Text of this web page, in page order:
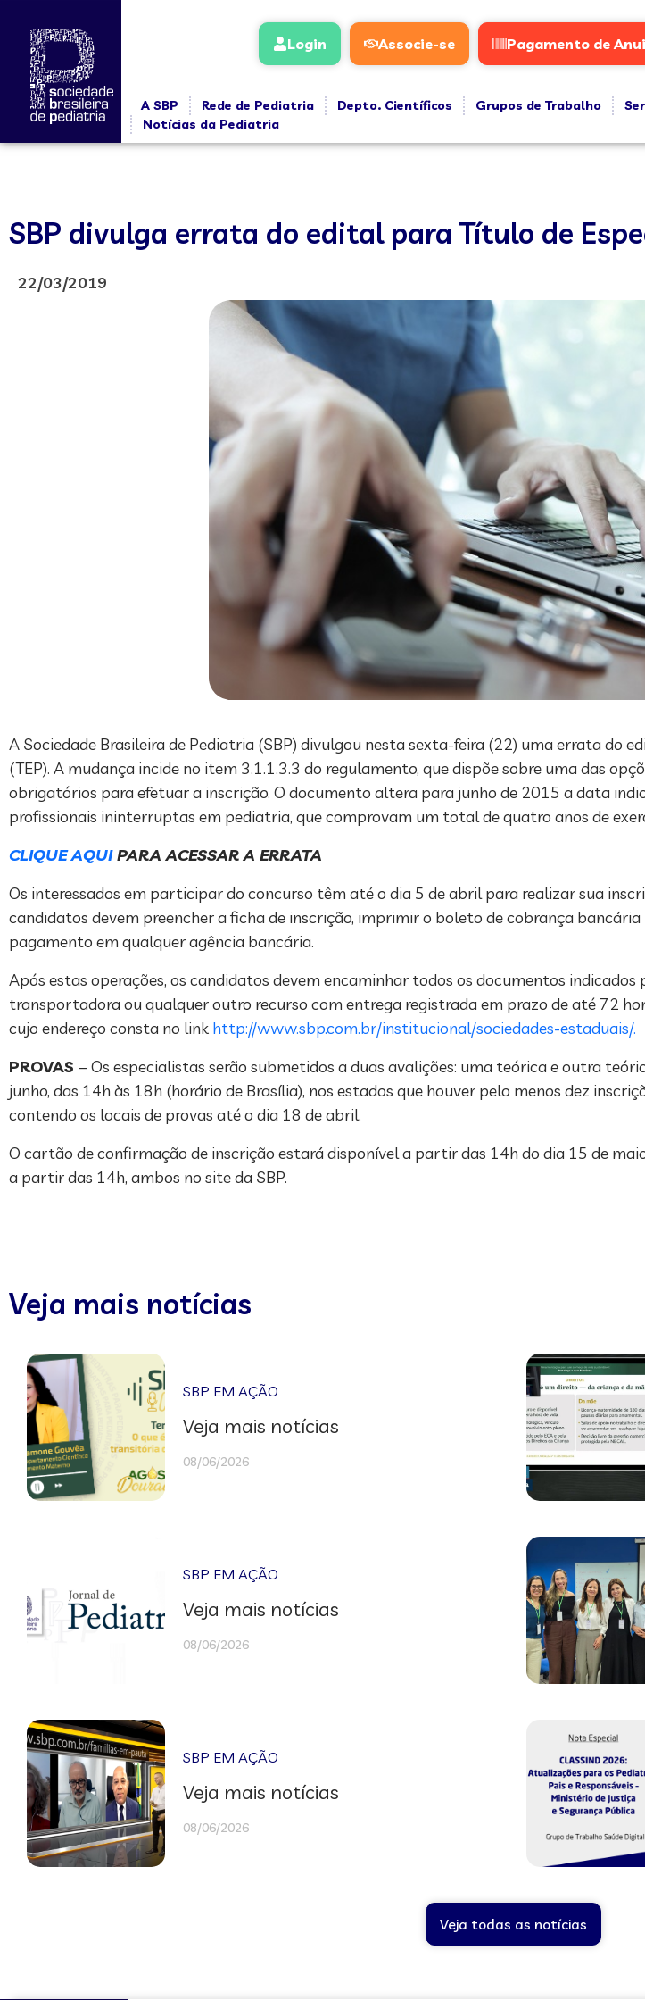
Login Associe-se Pagamento de
A SBP Rede de Pediatria Depto. Científicos Grupos de Trabalho
Notícias da Pediatria
SBP divulga errata do edital para Título de
22/03/2019
A Sociedade Brasileira de Pediatria (SBP) divulgou nesta sexta-feira (22) uma errata do
(TEP). A mudança incide no item 3.1.1.3.3 do regulamento, que dispõe sobre uma das
obrigatórios para efetuar a inscrição. O documento altera para junho de 2015 a data
profissionais ininterruptas em pediatria, que comprovam um total de quatro anos de
CLIQUE AQUIPARA ACESSAR A ERRATA
Os interessados em participar do concurso têm até o dia 5 de abril para realizar sua
candidatos devem preencher a ficha de inscrição, imprimir o boleto de cobrança
pagamento em qualquer agência bancária.
Após estas operações, os candidatos devem encaminhar todos os documentos indicados
transportadora ou qualquer outro recurso com entrega registrada em prazo de até 72
cujo endereço consta no link http://www.sbp.com.br/institucional/sociedades-estaduais/.
PROVAS – Os especialistas serão submetidos a duas avalições: uma teórica e outra
junho, das 14h às 18h (horário de Brasília), nos estados que houver pelo menos dez
contendo os locais de provas até o dia 18 de abril.
O cartão de confirmação de inscrição estará disponível a partir das 14h do dia 15 de
a partir das 14h, ambos no site da SBP.
Veja mais notícias
SBP EM AÇÃO
Veja mais notícias
08/06/2026
SBP EM AÇÃO
Veja mais notícias
08/06/2026
SBP EM AÇÃO
Veja mais notícias
08/06/2026
Veja todas as notícias